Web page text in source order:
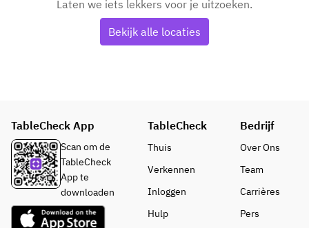
Laten we iets lekkers voor je uitzoeken.
Bekijk alle locaties
TableCheck App
Scan om de
TableCheck
App te
downloaden
TableCheck
Thuis
Verkennen
Inloggen
Hulp
Bedrijf
Over Ons
Team
Carrières
Pers